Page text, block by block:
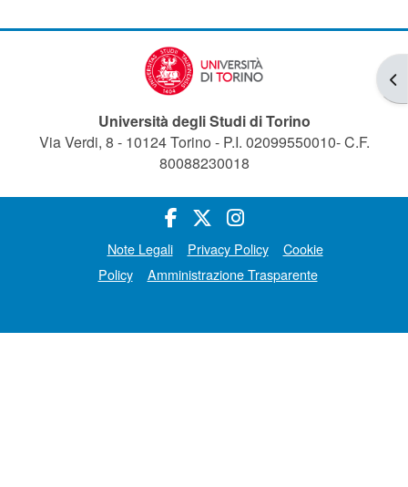
Università degli Studi di Torino
Via Verdi, 8 - 10124 Torino - P.I. 02099550010- C.F.
80088230018
Note Legali Privacy Policy
Cookie
Policy
Amministrazione Trasparente